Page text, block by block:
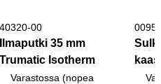
40320-00
Ilmaputki 35 mm
Trumatic Isotherm
Varastossa (nopea